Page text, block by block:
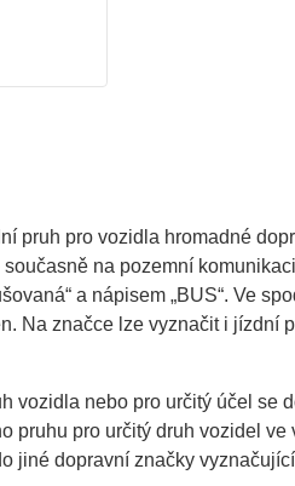
pruh pro vozidla hromadné
na pozemní
a nápisem „BUS“. Ve
Na značce lze vyznačit i jízdní
vozidla nebo pro určitý účel se
pruhu pro určitý druh vozidel
jiné dopravní značky